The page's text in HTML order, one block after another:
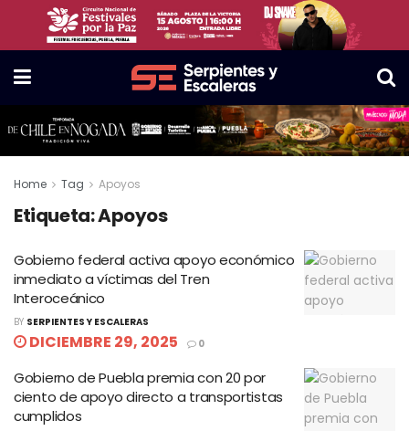
Home Tag Apoyos
Etiqueta:Apoyos
Gobierno federal activa apoyo económico
inmediato a víctimas del Tren
Interoceánico
BY SERPIENTES Y ESCALERAS
DICIEMBRE 29, 2025 0
Gobierno de Puebla premia con 20 por
ciento de apoyo directo a transportistas
cumplidos